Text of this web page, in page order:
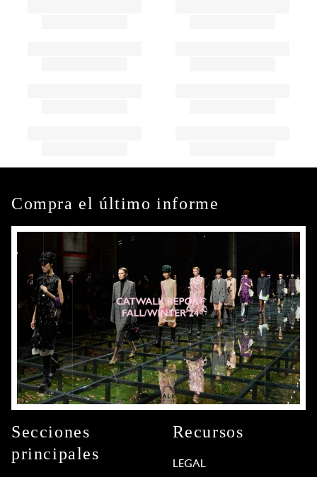
Compra el último informe
Secciones
principales
Recursos
LEGAL